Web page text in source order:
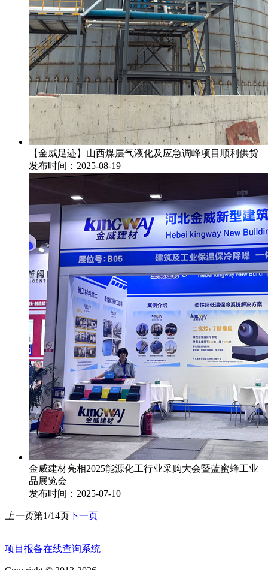
【金威足迹】山西煤层气液化及应急调峰项目顺利供货
发布时间：2025-08-19
金威建材亮相2025能源化工行业采购大会暨蓝蜜蜂工业
品展览会
发布时间：2025-07-10
上一页第1/14页下一页
项目报备在线查询系统